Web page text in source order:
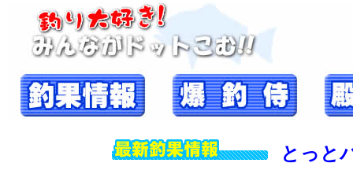
とっと